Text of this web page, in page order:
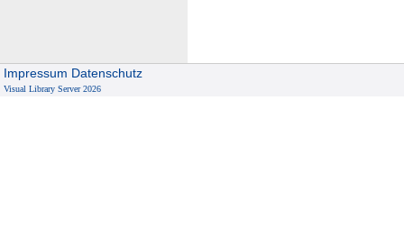
Impressum Datenschutz
Visual Library Server 2026